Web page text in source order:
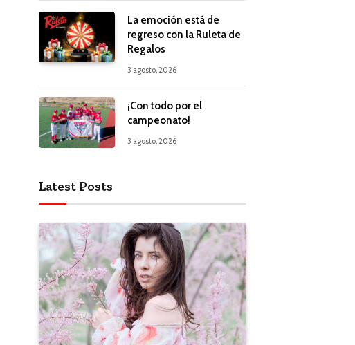
La emoción está de
regreso con la Ruleta de
Regalos
3 agosto, 2026
¡Con todo por el
campeonato!
3 agosto, 2026
Latest Posts